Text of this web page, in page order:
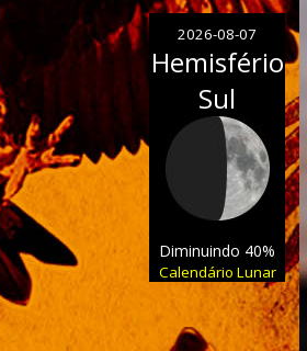
2026-08-07
Hemisfério
Sul
Diminuindo 40%
Calendário Lunar